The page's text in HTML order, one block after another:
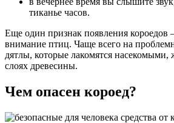
тиканье часов.
Еще один признак появления
внимание птиц. Чаще всего на
дятлы, которые лакомятся
слоях древесины.
Чем опасен короед?